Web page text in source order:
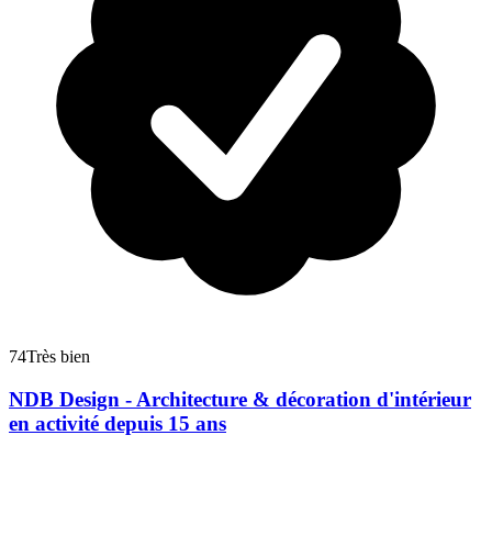
74Très bien
NDB Design - Architecture & décoration d'intérieur
en activité depuis 15 ans